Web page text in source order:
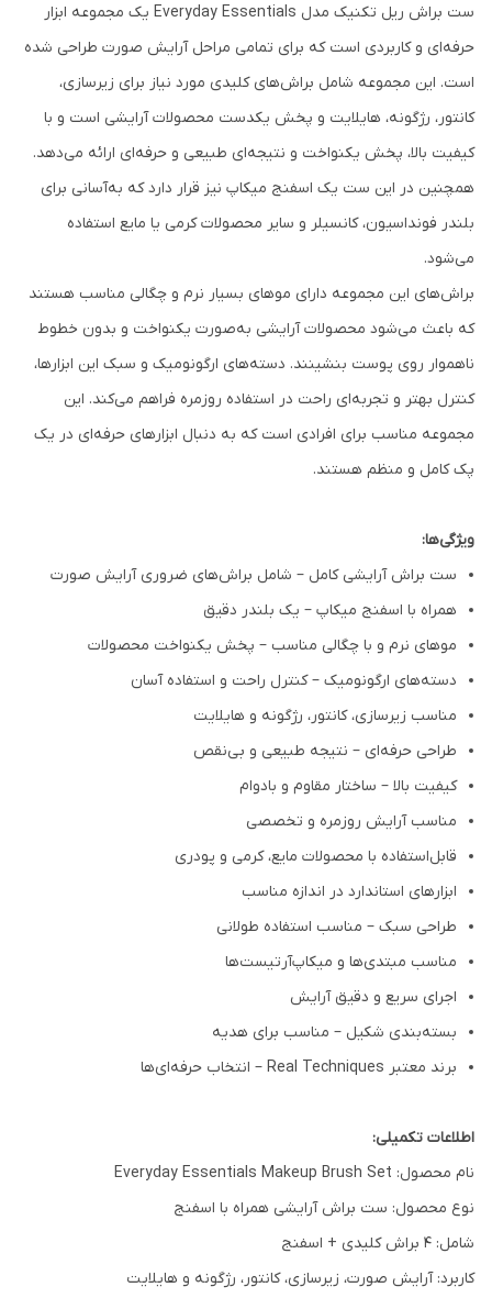
ست براش ریل تکنیک مدل Everyday Essentials یک مجموعه ابزار
حرفه‌ای و کاربردی است که برای تمامی مراحل آرایش صورت طراحی شده
است. این مجموعه شامل براش‌های کلیدی مورد نیاز برای زیرسازی،
کانتور، رژگونه، هایلایت و پخش یکدست محصولات آرایشی است و با
کیفیت بالا، پخش یکنواخت و نتیجه‌ای طبیعی و حرفه‌ای ارائه می‌دهد.
همچنین در این ست یک اسفنج میکاپ نیز قرار دارد که به‌آسانی برای
بلندر فونداسیون، کانسیلر و سایر محصولات کرمی یا مایع استفاده
می‌شود.
براش‌های این مجموعه دارای موهای بسیار نرم و چگالی مناسب هستند
که باعث می‌شود محصولات آرایشی به‌صورت یکنواخت و بدون خطوط
ناهموار روی پوست بنشینند. دسته‌های ارگونومیک و سبک این ابزارها،
کنترل بهتر و تجربه‌ای راحت در استفاده روزمره فراهم می‌کند. این
مجموعه مناسب برای افرادی است که به دنبال ابزارهای حرفه‌ای در یک
پک کامل و منظم هستند.
ویژگی‌ها:
ست براش آرایشی کامل – شامل براش‌های ضروری آرایش صورت
همراه با اسفنج میکاپ – یک بلندر دقیق
موهای نرم و با چگالی مناسب – پخش یکنواخت محصولات
دسته‌های ارگونومیک – کنترل راحت و استفاده آسان
مناسب زیرسازی، کانتور، رژگونه و هایلایت
طراحی حرفه‌ای – نتیجه طبیعی و بی‌نقص
کیفیت بالا – ساختار مقاوم و بادوام
مناسب آرایش روزمره و تخصصی
قابل‌استفاده با محصولات مایع، کرمی و پودری
ابزارهای استاندارد در اندازه مناسب
طراحی سبک – مناسب استفاده طولانی
مناسب مبتدی‌ها و میکاپ‌آرتیست‌ها
اجرای سریع و دقیق آرایش
بسته‌بندی شکیل – مناسب برای هدیه
برند معتبر Real Techniques – انتخاب حرفه‌ای‌ها
اطلاعات تکمیلی:
نام محصول: Everyday Essentials Makeup Brush Set
نوع محصول: ست براش آرایشی همراه با اسفنج
شامل: 4 براش کلیدی + اسفنج
کاربرد: آرایش صورت، زیرسازی، کانتور، رژگونه و هایلایت